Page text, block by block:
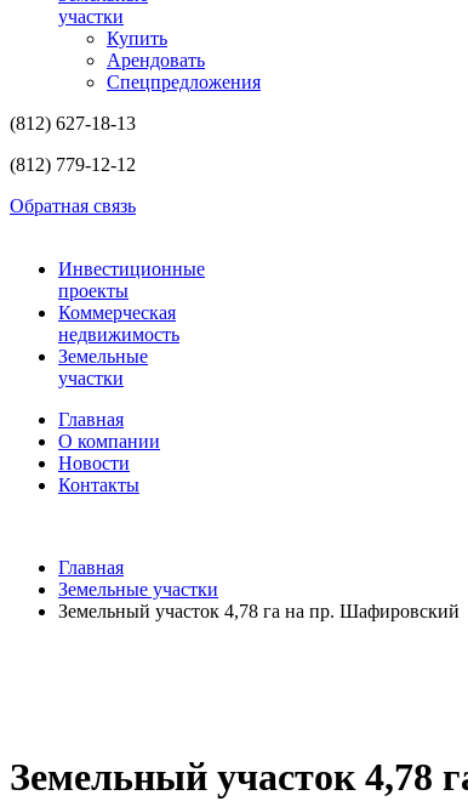
участки
Купить
Арендовать
Спецпредложения
(812) 627-18-13
(812) 779-12-12
Обратная связь
Инвестиционные
проекты
Коммерческая
недвижимость
Земельные
участки
Главная
О компании
Новости
Контакты
Главная
Земельные участки
Земельный участок 4,78 га на пр. Шафировский
Земельный участок 4,78